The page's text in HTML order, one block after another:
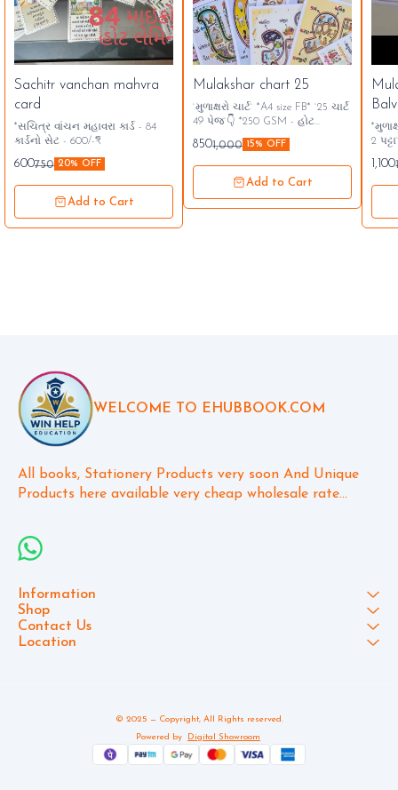
Sachitr vanchan mahvra
card
*સચિત્ર વાંચન મહાવરા કાર્ડ - 84
કાર્ડનો સેટ - 600/-₹*
600750 20% OFF
Add to Cart
Mulakshar chart 25
`મુળાક્ષરો ચાર્ટ` *A4 size FB* `25 ચાર્ટ
49 પેજ`👇 *250 GSM - હોટ
પાછળ પ્રિન્ટ ચાર્ટ 25
8501,000 15% OFF
Add to Cart
2 પટ્ટા`* *બાલ વાટિકા અને
સંપર્ક...👇🏻
1,100
WELCOME TO EHUBBOOK.COM
All books, Stationery Products very soon And Unique
Products here available very cheap wholesale rate...
Information
Shop
Contact Us
Location
© 2025 — Copyright, All Rights reserved.
Powered
by Digital Showroom